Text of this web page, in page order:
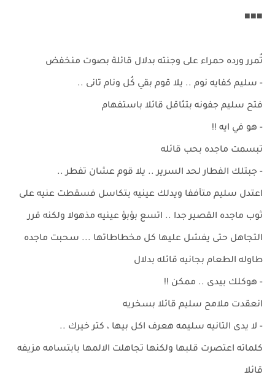
■■■
تُمرر ورده حمراء على وجنته بدلال قائلة بصوت منخفض
- سليم كفايه نوم .. يلا قوم بقي كُل ونام تانى ..
فتح سليم جفونه بتثاقل قائلا باستفهام
- هو في ايه !!
تبسمت ماجده بحب قائله
- جبتلك الفطار لحد السرير .. يلا قوم عشان تفطر ..
اعتدل سليم متأففا ويدلك عينيه بتكاسل فسقطت عنيه على
ثوب ماجده القصير جدا .. اتسع بؤبؤ عينيه مذهولا ولكنه قرر
التجاهل حتى يفشل عليها كل مخطاطاتها ... سحبت ماجده
طاوله الطعام بجانيه قائله بدلال
- هوكلك بيدى .. ممكن !!
انعقدت ملامح سليم قائلا بسخريه
- لا يدى التانيه سليمه هعرف اكل بيها ، كتر خيرك ..
كلماته اعتصرت قلبها ولكنها تجاهلت الالمها بابتسامه مزيفه
قائلا